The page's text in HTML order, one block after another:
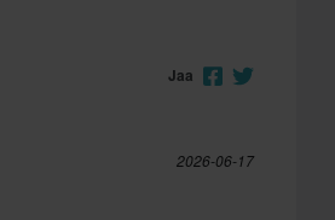
Jaa
2026-06-17